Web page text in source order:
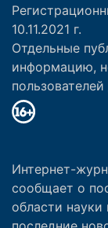
10.11.2021 г.
Отдельные
информацию,
Интернет-
сообщает о
области